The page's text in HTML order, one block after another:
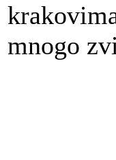
mnogo